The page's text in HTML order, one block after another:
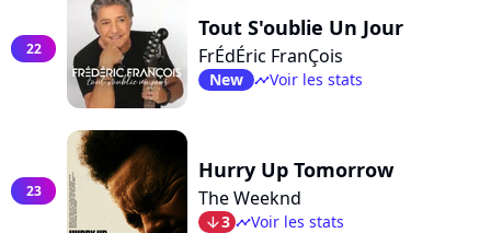
22
Tout S'oublie Un Jour
FrÉdÉric FranÇois
New timelineVoir les stats
23
Hurry Up Tomorrow
The Weeknd
arrow_bot3 timelineVoir les stats